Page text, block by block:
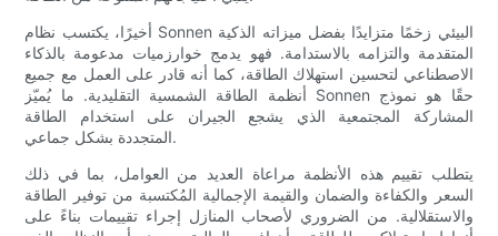
أخيرًا، يكتسب نظام Sonnen البيئي زخمًا متزايدًا بفضل ميزاته الذكية
المتقدمة والتزامه بالاستدامة. فهو يدمج خوارزميات مدعومة بالذكاء
الاصطناعي لتحسين استهلاك الطاقة، كما أنه قادر على العمل مع جميع
أنظمة الطاقة الشمسية التقليدية. ما يُميّز Sonnen حقًا هو نموذج
المشاركة المجتمعية الذي يشجع الجيران على استخدام الطاقة
المتجددة بشكل جماعي.
يتطلب تقييم هذه الأنظمة مراعاة العديد من العوامل، بما في ذلك
السعر والكفاءة والضمان والقيمة الإجمالية المُكتسبة من توفير الطاقة
والاستقلالية. من الضروري لأصحاب المنازل إجراء تقييمات بناءً على